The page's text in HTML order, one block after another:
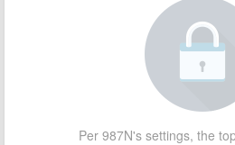
Per 987N's settings, the